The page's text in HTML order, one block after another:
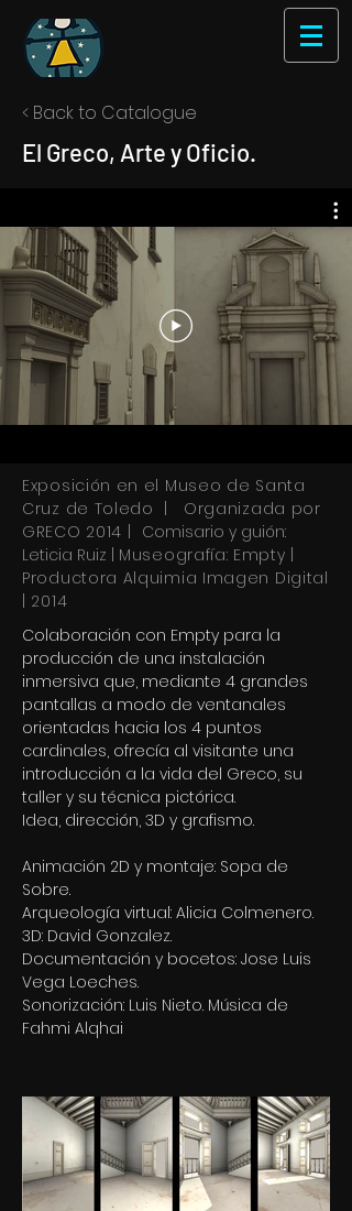
< Back to Catalogue
El Greco, Arte y Oficio.
Exposición en el Museo de Santa
Cruz de Toledo | Organizada por
GRECO 2014 | Comisario y guión:
Leticia Ruiz | Museografía: Empty |
Productora Alquimia Imagen Digital
| 2014
Colaboración con Empty para la
producción de una instalación
inmersiva que, mediante 4 grandes
pantallas a modo de ventanales
orientadas hacia los 4 puntos
cardinales, ofrecía al visitante una
introducción a la vida del Greco, su
taller y su técnica pictórica.
Idea, dirección, 3D y grafismo.
Animación 2D y montaje: Sopa de
Sobre.
Arqueología virtual: Alicia Colmenero.
3D: David Gonzalez.
Documentación y bocetos: Jose Luis
Vega Loeches.
Sonorización: Luis Nieto. Música de
Fahmi Alqhai